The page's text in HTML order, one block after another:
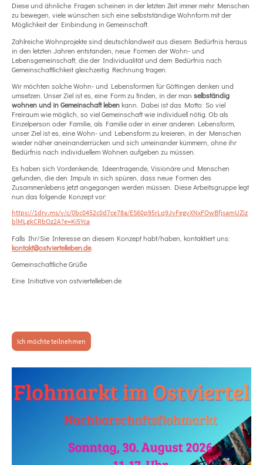
Diese und ähnliche Fragen scheinen in der letzten Zeit immer mehr Menschen
zu bewegen, viele wünschen sich eine selbstständige Wohnform mit der
Möglichkeit der Einbindung in Gemeinschaft.
Zahlreiche Wohnprojekte sind deutschlandweit aus diesem Bedürfnis heraus
in den letzten Jahren entstanden, neue Formen der Wohn- und
Lebensgemeinschaft, die der Individualität und dem Bedürfnis nach
Gemeinschaftlichkeit gleichzeitig Rechnung tragen.
Wir möchten solche Wohn- und Lebensformen für Göttingen denken und
umsetzen. Unser Ziel ist es, eine Form zu finden, in der man selbständig
wohnen und in Gemeinschaft lebenkann. Dabei ist das Motto: So viel
Freiraum wie möglich, so viel Gemeinschaft wie individuell nötig. Ob als
Einzelperson oder Familie, als Familie oder in einer anderen Lebensform,
unser Ziel ist es, eine Wohn- und Lebensform zu kreieren, in der Menschen
wieder näher aneinanderrücken und sich umeinander kümmern, ohne ihr
Bedürfnis nach individuellem Wohnen aufgeben zu müssen.
Es haben sich Vordenkende, Ideentragende, Visionäre und Menschen
gefunden, die den Impuls in sich spüren, dass neue Formen des
Zusammenlebens jetzt angegangen werden müssen. Diese Arbeitsgruppe legt
nun das folgende Konzept vor:
https://1drv.ms/v/c/0bc0452c0d7ce78a/ES60p95rLq9JvFegvXNxFOwBfjsamUZiz
blMLgkCRbOz2A?e=Ki5Yca
Falls Ihr/Sie Interesse an diesem Konzept habt/haben, kontaktiert uns:
kontakt@ostviertelleben.de.
Gemeinschaftliche Grüße
Eine Initiative von ostviertelleben.de
Ich möchte teilnehmen